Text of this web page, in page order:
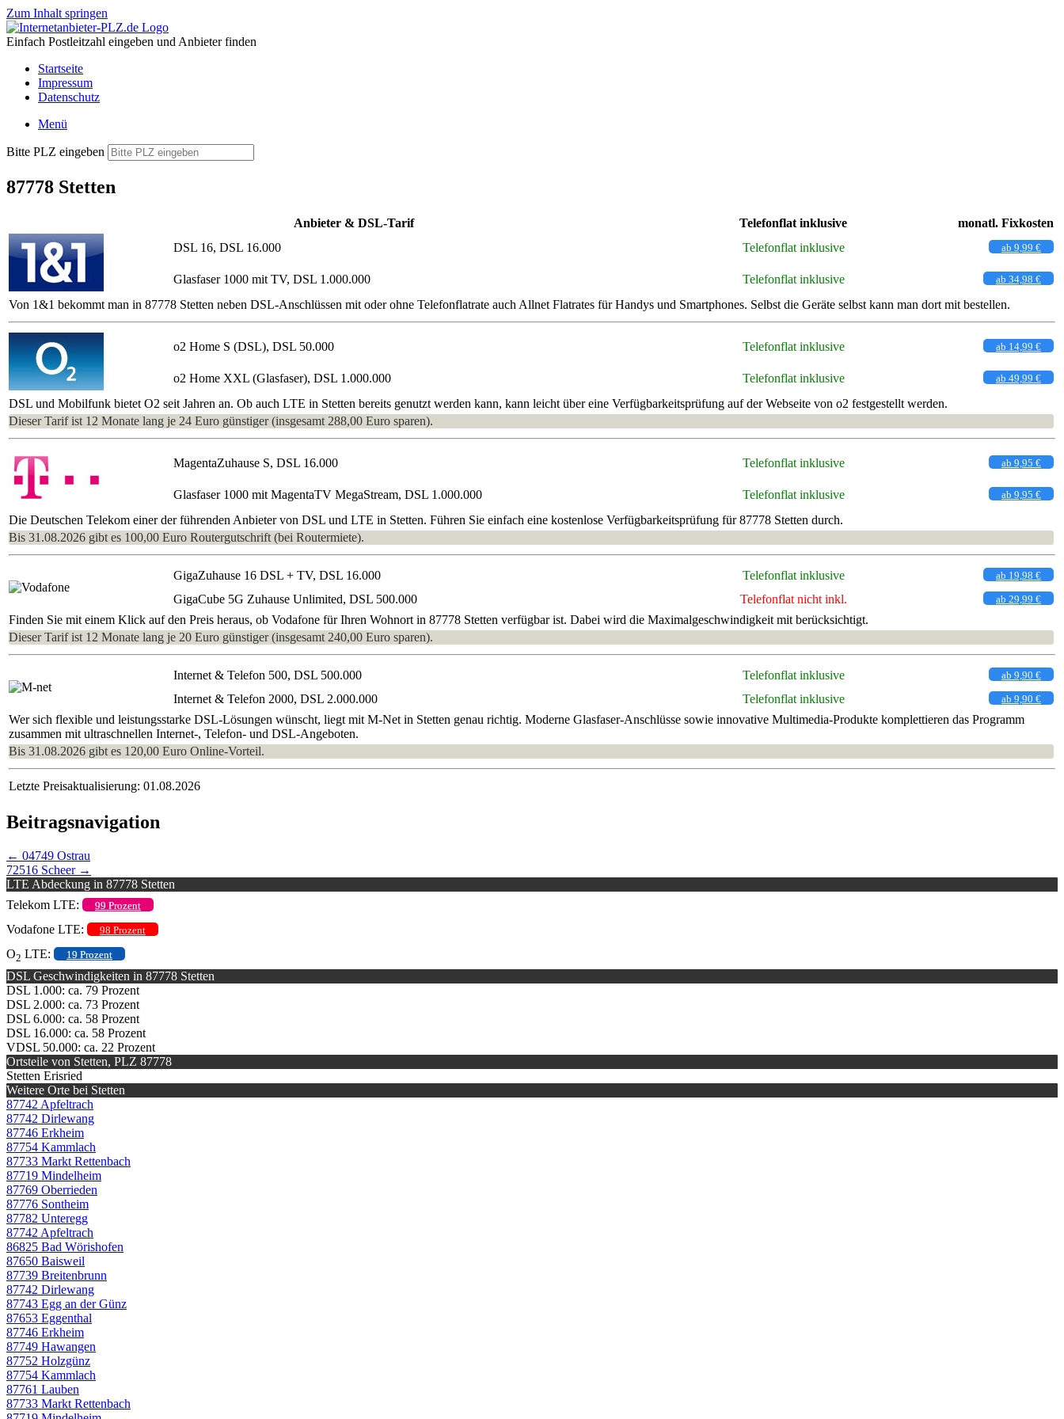
Zum Inhalt springen
Einfach Postleitzahl eingeben und Anbieter finden
Startseite
Impressum
Datenschutz
Menü
Bitte PLZ eingeben
87778 Stetten
Anbieter & DSL-Tarif Telefonflat inklusive
monatl. Fixkosten
DSL 16, DSL 16.000
Telefonflat inklusive ab 9,99 €
Glasfaser 1000 mit TV, DSL 1.000.000 Telefonflat inklusive ab 34,98 €
Von 1&1 bekommt man in 87778 Stetten neben DSL-Anschlüssen mit oder ohne Telefonflatrate auch Allnet Flatrates für Handys und Smartphones. Selbst die Geräte selbst kann man dort mit bestellen.
o2 Home S (DSL), DSL 50.000 Telefonflat inklusive ab 14,99 €
o2 Home XXL (Glasfaser), DSL 1.000.000 Telefonflat inklusive ab 49,99 €
DSL und Mobilfunk bietet O2 seit Jahren an. Ob auch LTE in Stetten bereits genutzt werden kann, kann leicht über eine Verfügbarkeitsprüfung auf der Webseite von o2 festgestellt werden.
Dieser Tarif ist 12 Monate lang je 24 Euro günstiger (insgesamt 288,00 Euro sparen).
MagentaZuhause S, DSL 16.000 Telefonflat inklusive ab 9,95 €
Glasfaser 1000 mit MagentaTV MegaStream, DSL 1.000.000 Telefonflat inklusive ab 9,95 €
Die Deutschen Telekom einer der führenden Anbieter von DSL und LTE in Stetten. Führen Sie einfach eine kostenlose Verfügbarkeitsprüfung für 87778 Stetten durch.
Bis 31.08.2026 gibt es 100,00 Euro Routergutschrift (bei Routermiete).
GigaZuhause 16 DSL + TV, DSL 16.000 Telefonflat inklusive ab 19,98 €
GigaCube 5G Zuhause Unlimited, DSL 500.000 Telefonflat nicht inkl. ab 29,99 €
Finden Sie mit einem Klick auf den Preis heraus, ob Vodafone für Ihren Wohnort in 87778 Stetten verfügbar ist. Dabei wird die Maximalgeschwindigkeit mit berücksichtigt.
Dieser Tarif ist 12 Monate lang je 20 Euro günstiger (insgesamt 240,00 Euro sparen).
Internet & Telefon 500, DSL 500.000 Telefonflat inklusive ab 9,90 €
Internet & Telefon 2000, DSL 2.000.000 Telefonflat inklusive ab 9,90 €
Wer sich flexible und leistungsstarke DSL-Lösungen wünscht, liegt mit M-Net in Stetten genau richtig. Moderne Glasfaser-Anschlüsse sowie innovative Multimedia-Produkte komplettieren das Programm
zusammen mit ultraschnellen Internet-, Telefon- und DSL-Angeboten.
Bis 31.08.2026 gibt es 120,00 Euro Online-Vorteil.
Letzte Preisaktualisierung: 01.08.2026
Beitragsnavigation
← 04749 Ostrau
72516 Scheer →
LTE Abdeckung in 87778 Stetten
Telekom LTE:
99 Prozent
Vodafone LTE: 98 Prozent
O2 LTE: 19 Prozent
DSL Geschwindigkeiten in 87778 Stetten
DSL 1.000: ca. 79 Prozent
DSL 2.000: ca. 73 Prozent
DSL 6.000: ca. 58 Prozent
DSL 16.000: ca. 58 Prozent
VDSL 50.000: ca. 22 Prozent
Ortsteile von Stetten, PLZ 87778
Stetten Erisried
Weitere Orte bei Stetten
87742 Apfeltrach
87742 Dirlewang
87746 Erkheim
87754 Kammlach
87733 Markt Rettenbach
87719 Mindelheim
87769 Oberrieden
87776 Sontheim
87782 Unteregg
87742 Apfeltrach
86825 Bad Wörishofen
87650 Baisweil
87739 Breitenbrunn
87742 Dirlewang
87743 Egg an der Günz
87653 Eggenthal
87746 Erkheim
87749 Hawangen
87752 Holzgünz
87754 Kammlach
87761 Lauben
87733 Markt Rettenbach